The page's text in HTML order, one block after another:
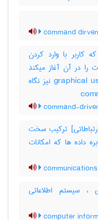
command
کاربر با وارد کردن
را در آن آغاز میکند
مقایسه کنید با ‎graphical user interface نیز نگاه
command-
ترکیب سخت
داده ها که امکانات
، سیستم اطلاعاتی
computer